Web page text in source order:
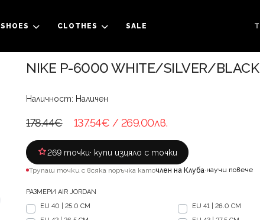
SHOES CLOTHES SALE
NIKE P-6000 WHITE/SILVER/BLACK
Наличност: Наличен
178.44€ 137.54€ / 269.00лв.
269 точки· купи изцяло с точки
Трупаш точки с всяка поръчка каточлен на Клуба·научи повече
РАЗМЕРИ AIR JORDAN
ЕU 40 | 25.0 CM
EU 41 | 26.0 CM